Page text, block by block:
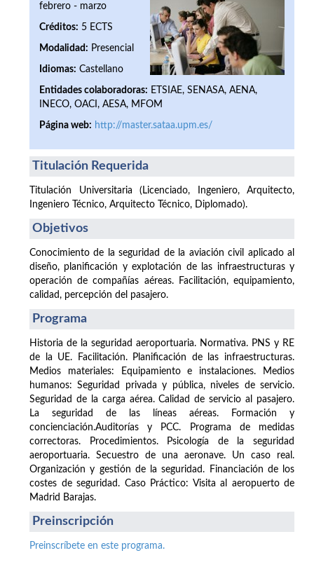
febrero - marzo
Créditos: 5 ECTS
Modalidad: Presencial
Idiomas: Castellano
Entidades colaboradoras: ETSIAE, SENASA, AENA,
INECO, OACI, AESA, MFOM
Página web: http://master.sataa.upm.es/
Titulación Requerida
Titulación Universitaria (Licenciado, Ingeniero, Arquitecto,
Ingeniero Técnico, Arquitecto Técnico, Diplomado).
Objetivos
Conocimiento de la seguridad de la aviación civil aplicado al
diseño, planificación y explotación de las infraestructuras y
operación de compañías aéreas. Facilitación, equipamiento,
calidad, percepción del pasajero.
Programa
Historia de la seguridad aeroportuaria. Normativa. PNS y RE
de la UE. Facilitación. Planificación de las infraestructuras.
Medios materiales: Equipamiento e instalaciones. Medios
humanos: Seguridad privada y pública, niveles de servicio.
Seguridad de la carga aérea. Calidad de servicio al pasajero.
La seguridad de las líneas aéreas. Formación y
concienciación.Auditorías y PCC. Programa de medidas
correctoras. Procedimientos. Psicología de la seguridad
aeroportuaria. Secuestro de una aeronave. Un caso real.
Organización y gestión de la seguridad. Financiación de los
costes de seguridad. Caso Práctico: Visita al aeropuerto de
Madrid Barajas.
Preinscripción
Preinscríbete en este programa.